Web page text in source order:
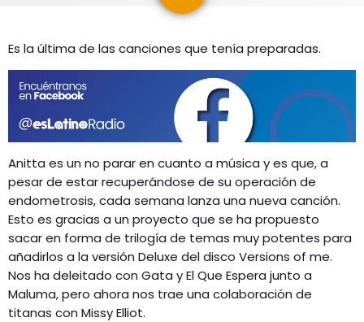
ACTUALIDAD
ESPECTÁCULOS
GEEKERS
MÚSICA
PROGRAMACIÓN
INICIO
RADIO SPLENDID
CONTACTO
Es la última de las canciones que tenía preparadas.
Anitta es un no parar en cuanto a música y es que, a
pesar de estar recuperándose de su operación de
endometrosis, cada semana lanza una nueva canción.
Esto es gracias a un proyecto que se ha propuesto
sacar en forma de trilogía de temas muy potentes para
añadirlos a la versión Deluxe del disco Versions of me.
Nos ha deleitado con Gata y El Que Espera junto a
Maluma, pero ahora nos trae una colaboración de
titanas con Missy Elliot.